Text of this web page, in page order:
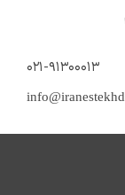
۰۲۱-۹۱۳۰۰۰۱۳